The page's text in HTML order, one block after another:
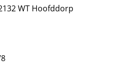
WT Hoofddorp